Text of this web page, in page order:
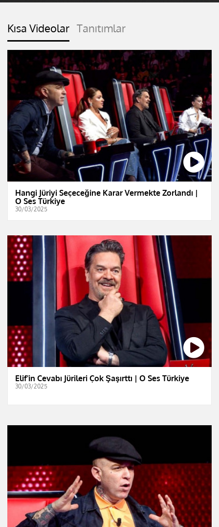
Kısa Videolar Tanıtımlar
Hangi Jüriyi Seçeceğine Karar Vermekte Zorlandı |
O Ses Türkiye
30/03/2025
Elif'in Cevabı Jürileri Çok Şaşırttı | O Ses Türkiye
30/03/2025